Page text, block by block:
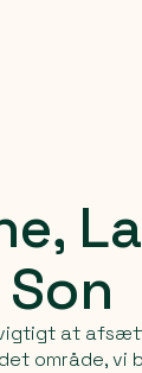
Son
at
område, vi